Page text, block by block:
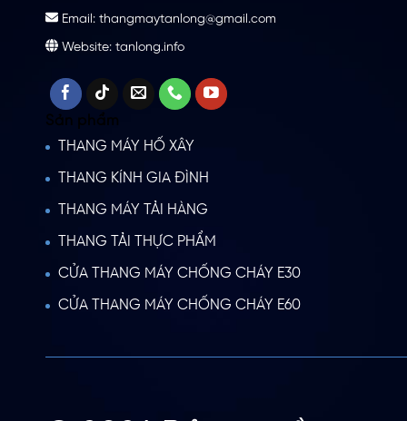
Email: thangmaytanlong@gmail.com
Website: tanlong.info
Sản phẩm
THANG MÁY HỐ XÂY
THANG KÍNH GIA ĐÌNH
THANG MÁY TẢI HÀNG
THANG TẢI THỰC PHẨM
CỬA THANG MÁY CHỐNG CHÁY E30
CỬA THANG MÁY CHỐNG CHÁY E60